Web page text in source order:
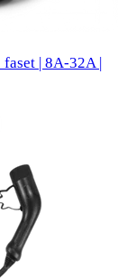
| 8A-32A |